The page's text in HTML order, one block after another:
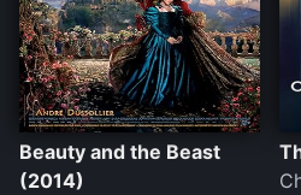
Beauty and the Beast
(2014)